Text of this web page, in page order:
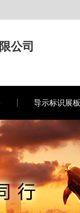
公司
导示标识展板